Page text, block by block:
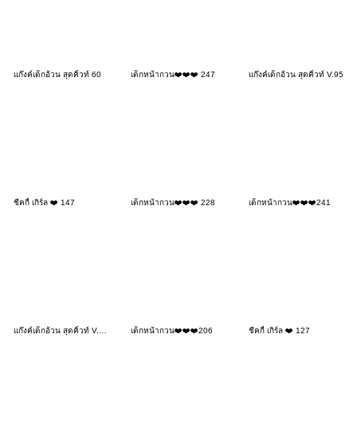
แก๊งค์เด็กอ้วน สุดคิ้วท์ 60 เด็กหน้ากวน❤️❤️❤️ 247 แก๊งค์เด็กอ้วน สุดคิ้วท์ V.95
ชีคกี้ เกิร์ล ❤️ 147 เด็กหน้ากวน❤️❤️❤️ 228 เด็กหน้ากวน❤️❤️❤️241
แก๊งค์เด็กอ้วน สุดคิ้วท์ V.107 เด็กหน้ากวน❤️❤️❤️206 ชีคกี้ เกิร์ล ❤️ 127